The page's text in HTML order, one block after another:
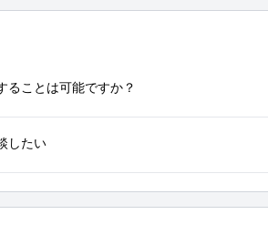
ることは可能ですか？
したい